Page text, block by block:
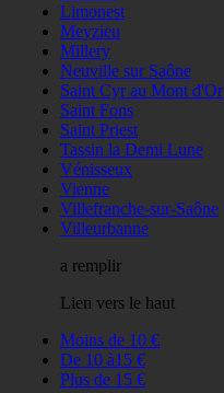
Limonest
Meyzieu
Millery
Neuville sur Saône
Saint Cyr au Mont d'Or
Saint Fons
Saint Priest
Tassin la Demi Lune
Vénisseux
Vienne
Villefranche-sur-Saône
Villeurbanne
a remplir
Lien vers le haut
Moins de 10 €
De 10 à15 €
Plus de 15 €